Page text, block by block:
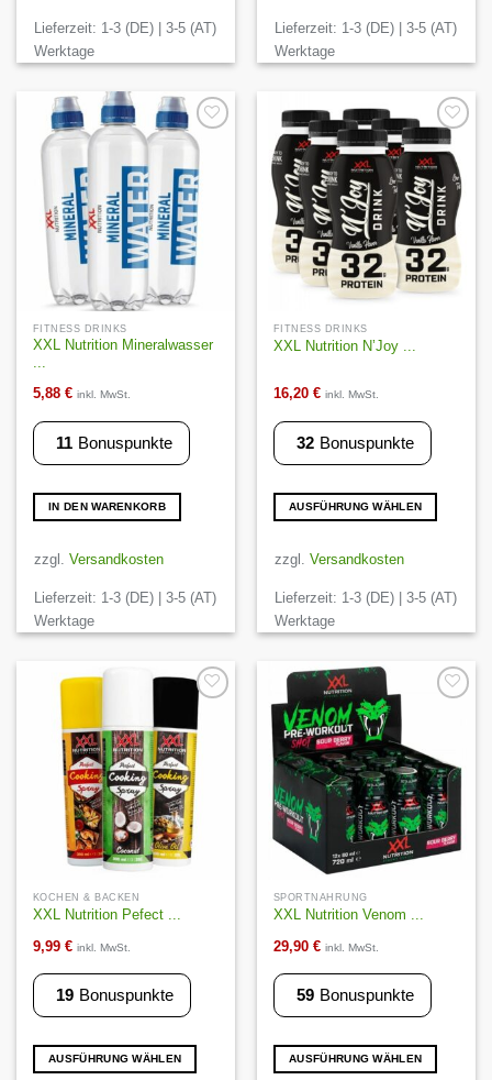
Lieferzeit: 1-3 (DE) | 3-5 (AT)
Werktage
Lieferzeit: 1-3 (DE) | 3-5 (AT)
Werktage
Auf die
FITNESS DRINKS
XXL Nutrition Mineralwasser
...
5,88 € inkl. MwSt.
11 Bonuspunkte
IN DEN WARENKORB
zzgl. Versandkosten
Lieferzeit: 1-3 (DE) | 3-5 (AT)
Werktage
Auf die
Wunschliste
FITNESS DRINKS
XXL Nutrition N’Joy ...
16,20 € inkl. MwSt.
32 Bonuspunkte
AUSFÜHRUNG WÄHLEN
Produkt
mehrere
Varianten
auf.
Optionen
können
auf
der
Produktseite
gewählt
werden
zzgl. Versandkosten
Lieferzeit: 1-3 (DE) | 3-5 (AT)
Werktage
Auf die
Wunschliste
KOCHEN & BACKEN
XXL Nutrition Pefect ...
9,99 € inkl. MwSt.
19 Bonuspunkte
AUSFÜHRUNG WÄHLEN
SPORTNAHRUNG
XXL Nutrition Venom ...
29,90 € inkl. MwSt.
59 Bonuspunkte
AUSFÜHRUNG WÄHLEN